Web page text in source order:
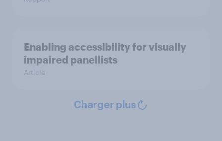
Enabling accessibility for visually
impaired panellists
Article
Charger plus